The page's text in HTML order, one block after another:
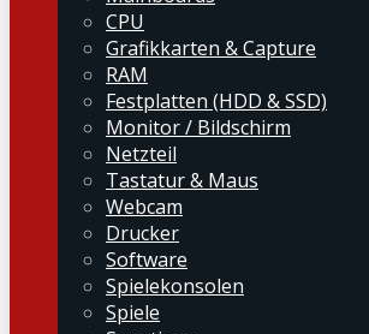
CPU
Grafikkarten & Capture
RAM
Festplatten (HDD & SSD)
Monitor / Bildschirm
Netzteil
Tastatur & Maus
Webcam
Drucker
Software
Spielekonsolen
Spiele